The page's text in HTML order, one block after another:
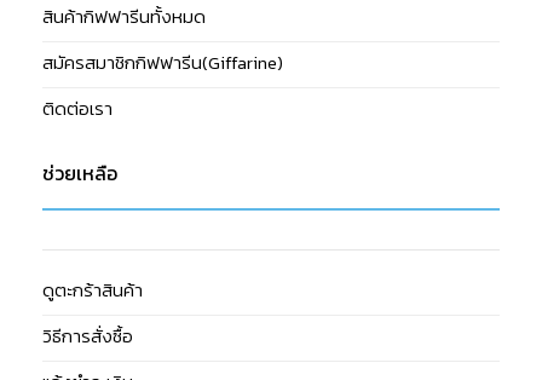
สินค้ากิฟฟารีนทั้งหมด
สมัครสมาชิกกิฟฟารีน(Giffarine)
ติดต่อเรา
ช่วยเหลือ
ดูตะกร้าสินค้า
วิธีการสั่งซื้อ